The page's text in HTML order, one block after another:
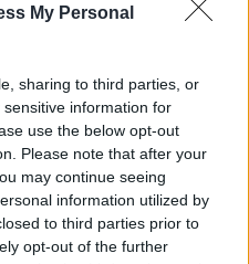
My Personal
sharing to third parties, or
information for
use the below opt-out
Please note that after your
may continue seeing
information utilized by
to third parties prior to
opt-out of the further
με το MLS και
μετά από χρόνια εκτός
Το πιο δύσκολο
δεν είναι η
αλλά η ένταση του
ρυθμού, οι
και η